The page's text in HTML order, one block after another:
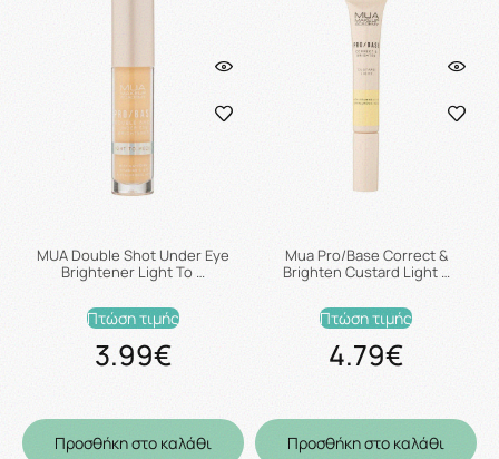
MUA Double Shot Under Eye
Brightener Light To …
Πτώση τιμής
3.99€
Προσθήκη στο καλάθι
Mua Pro/Base Correct &
Brighten Custard Light …
Πτώση τιμής
4.79€
Προσθήκη στο καλάθι